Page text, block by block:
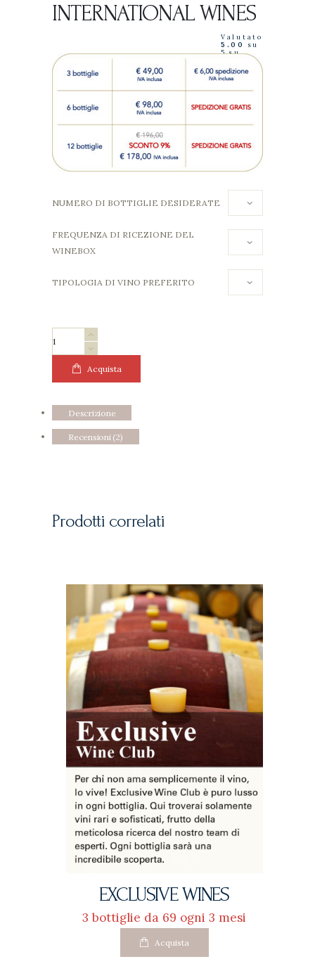
INTERNATIONAL WINES
Valutato
5.00
su
5 su
base di
recensio
ni
NUMERO DI BOTTIGLIE DESIDERATE
FREQUENZA DI RICEZIONE DEL
WINEBOX
TIPOLOGIA DI VINO PREFERITO
INTERNATIONAL
WINES
quantitàAcquista
Descrizione
Recensioni (2)
Prodotti correlati
EXCLUSIVE WINES
3 bottiglie da 69 ogni 3 mesi
Acquista